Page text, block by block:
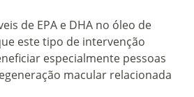
de EPA e DHA no óleo de
este tipo de intervenção
especialmente pessoas
macular relacionada